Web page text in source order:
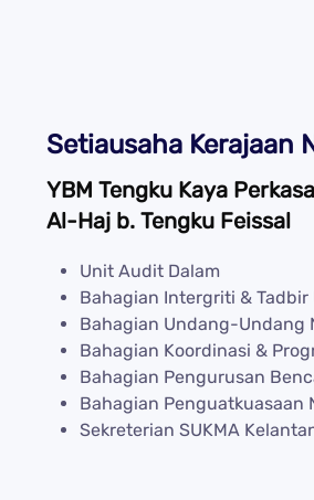
Setiausaha Kerajaan
YBM Tengku Kaya
Al-Haj b. Tengku Feissal
Unit Audit Dalam
Bahagian Intergriti & Tadbir
Bahagian Undang-Undang
Bahagian Koordinasi &
Bahagian Pengurusan
Bahagian Penguatkuasaan
Sekreterian SUKMA